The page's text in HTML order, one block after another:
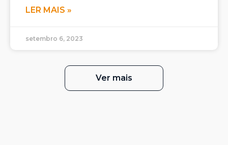
LER MAIS »
setembro 6, 2023
Ver mais